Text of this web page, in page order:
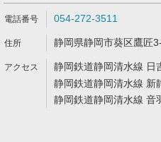
054-272-3511
静岡県静岡市葵区鷹匠
静岡鉄道静岡清水線 日
静岡鉄道静岡清水線 新
静岡鉄道静岡清水線 音